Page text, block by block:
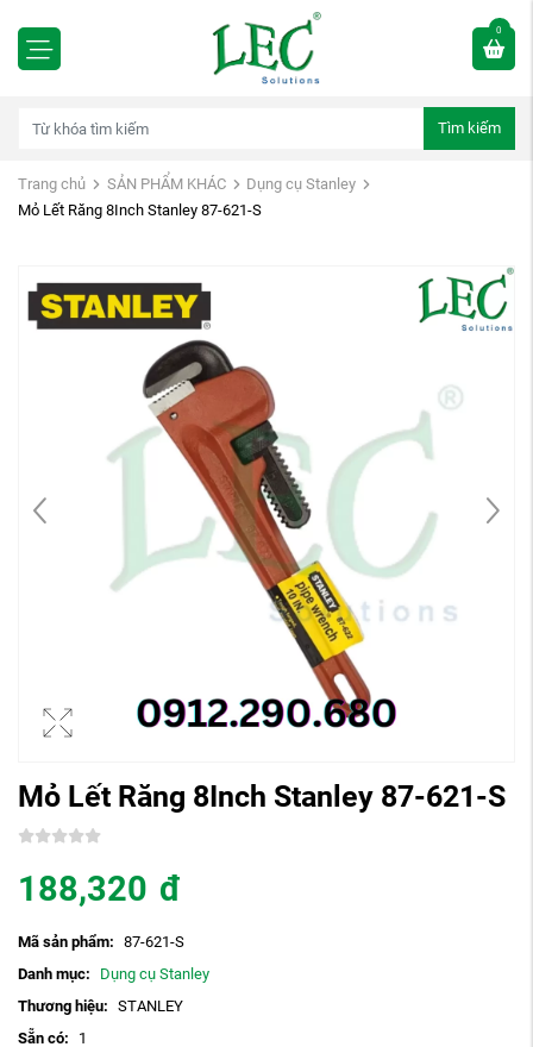
0
Tìm kiếm
Trang chủ SẢN PHẨM KHÁC
Dụng cụ Stanley
Mỏ Lết Răng 8Inch Stanley 87-621-S
Mỏ Lết Răng 8Inch Stanley 87-621-S
188,320 đ
Mã sản phẩm: 87-621-S
Danh mục:
Dụng cụ Stanley
Thương hiệu: STANLEY
Sẵn có:
1